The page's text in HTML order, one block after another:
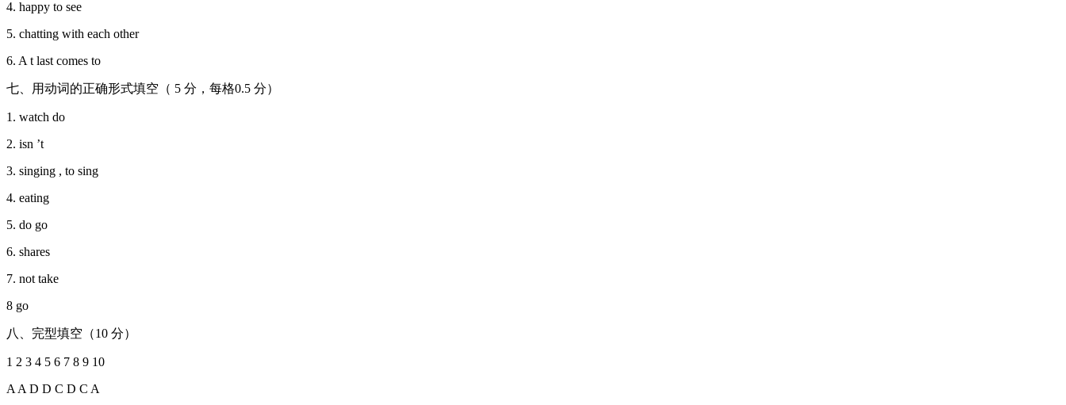
4. happy to see
5. chatting with each other
6. A t last comes to
七、用动词的正确形式填空（ 5 分，每格0.5 分）
1. watch do
2. isn ’t
3. singing , to sing
4. eating
5. do go
6. shares
7. not take
8 go
八、完型填空（10 分）
1 2 3 4 5 6 7 8 9 10
A A D D C D C A